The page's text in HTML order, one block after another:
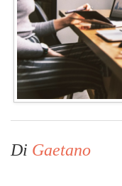
Di Gaetano